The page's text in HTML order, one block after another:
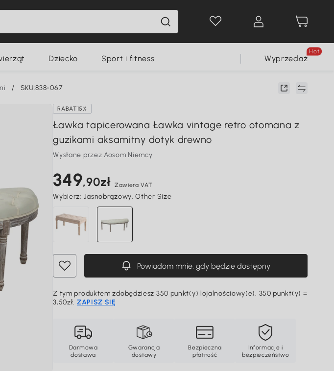
Dziecko Sport i fitness Wyprzedaż
Hot
/ SKU:838-067
RABAT15%
Ławka tapicerowana Ławka vintage retro otomana z
guzikami aksamitny dotyk drewno
Wysłane przez Aosom Niemcy
349,90zł Zawiera VAT
Wybierz: Jasnobrązowy, Other Size
Powiadom mnie, gdy będzie dostępny
Z tym produktem zdobędziesz 350 punkt(y) lojalnościowy(e). 350 punkt(y) =
3,50zł. ZAPISZ SIĘ
Darmowa
dostawa
Gwarancja
dostawy
Bezpieczna
płatność
Informacje i
bezpieczeństwo